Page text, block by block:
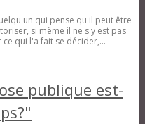
qui pense qu'il peut être
si même il ne s'y est pas
qui l'a fait se décider,...
publique est-